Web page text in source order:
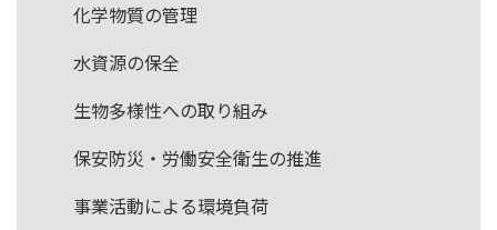
化学物質の管理
水資源の保全
生物多様性への取り組み
保安防災・労働安全衛生の推進
事業活動による環境負荷